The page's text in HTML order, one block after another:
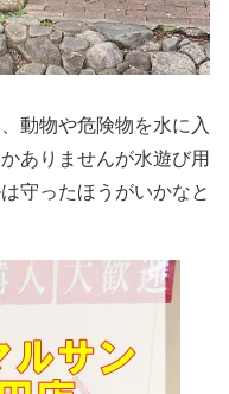
動物や危険物を水に入
ありませんが水遊び用
守ったほうがいかなと